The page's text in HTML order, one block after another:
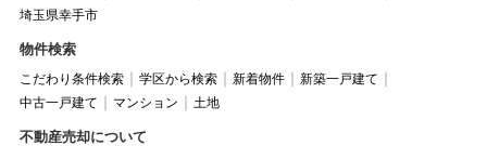
埼玉県幸手市
物件検索
こだわり条件検索 学区から検索 新着物件
新築一戸建て
中古一戸建て
マンション 土地
不動産売却について